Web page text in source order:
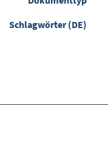
Schlagwörter (DE)